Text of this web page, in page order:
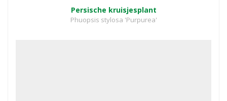
Persische kruisjesplant
Phuopsis stylosa 'Purpurea'